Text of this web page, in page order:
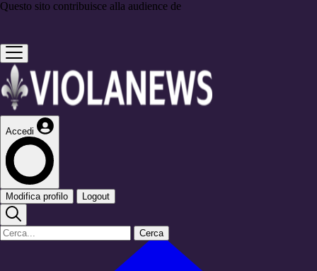
Questo sito contribuisce alla audience de
Accedi
Modifica profilo Logout
Cerca